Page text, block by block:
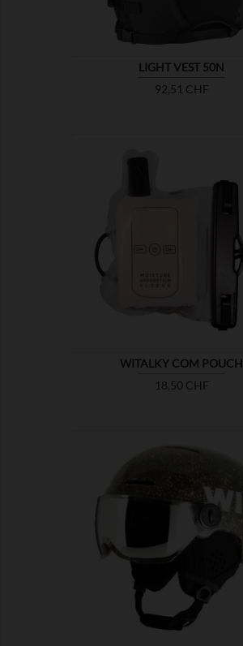
LIGHT VEST 50N
Prix
92,51 CHF
WITALKY COM POUCH
Prix
18,50 CHF
MONTRER
MONTRER